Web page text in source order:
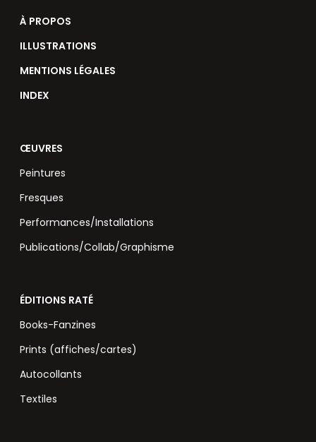
À PROPOS
ILLUSTRATIONS
MENTIONS LÉGALES
INDEX
ŒUVRES
Peintures
Fresques
Performances/Installations
Publications/Collab/Graphisme
ÉDITIONS RATÉ
Books-Fanzines
Prints (affiches/cartes)
Autocollants
Textiles